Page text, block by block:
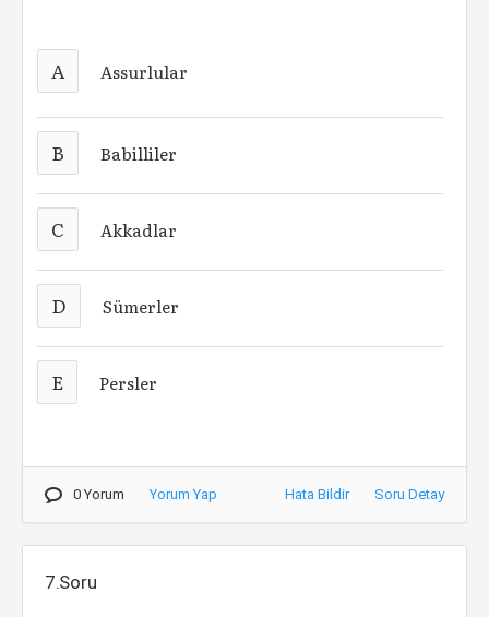
A Assurlular
B Babilliler
C Akkadlar
D Sümerler
E Persler
0 Yorum Yorum Yap Hata Bildir Soru Detay
7.Soru